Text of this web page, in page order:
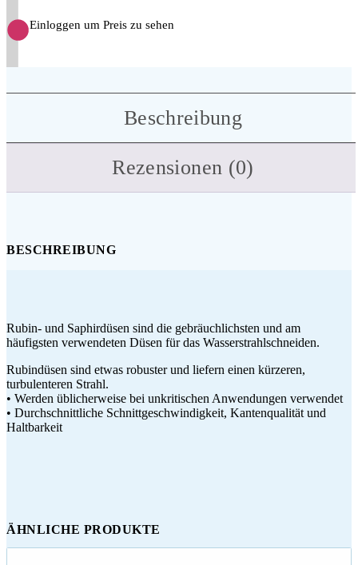
Einloggen um Preis zu sehen
Beschreibung
Rezensionen (0)
BESCHREIBUNG
Rubin- und Saphirdüsen sind die gebräuchlichsten und am
häufigsten verwendeten Düsen für das Wasserstrahlschneiden.
Rubindüsen sind etwas robuster und liefern einen kürzeren,
turbulenteren Strahl.
• Werden üblicherweise bei unkritischen Anwendungen verwendet
• Durchschnittliche Schnittgeschwindigkeit, Kantenqualität und
Haltbarkeit
ÄHNLICHE PRODUKTE